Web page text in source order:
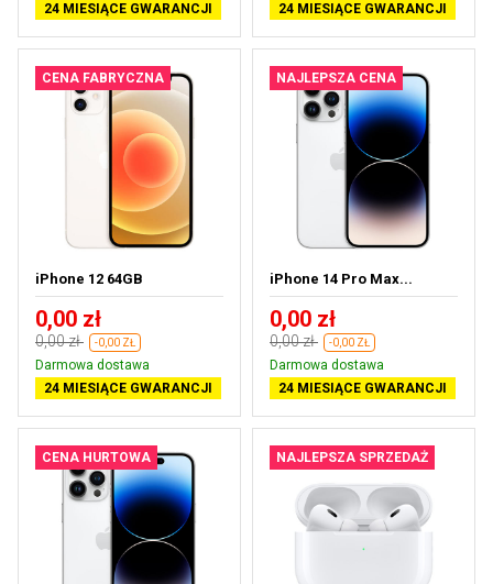
24 MIESIĄCE GWARANCJI
24 MIESIĄCE GWARANCJI
CENA FABRYCZNA
iPhone 12 64GB
0,00 zł
0,00 zł -0,00 ZŁ
Darmowa dostawa
24 MIESIĄCE GWARANCJI
NAJLEPSZA CENA
iPhone 14 Pro Max...
0,00 zł
0,00 zł -0,00 ZŁ
Darmowa dostawa
24 MIESIĄCE GWARANCJI
CENA HURTOWA NAJLEPSZA SPRZEDAŻ